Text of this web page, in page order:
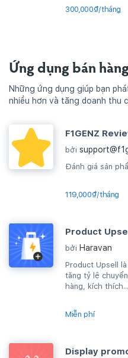
300,000₫/tháng
Ứng dụng bán hàng
Những ứng dụng giúp bạn
nhiều hơn và tăng doanh thu
F1GENZ
bởi
Đánh giá sản
119,000₫/tháng
Product Upsell
bởi Haravan
Product Upsell
tăng tỷ lệ
hàng, kích thích...
Miễn phí
Display